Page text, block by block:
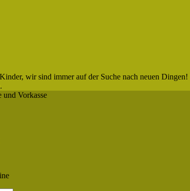
wir sind immer auf der Suche nach neuen